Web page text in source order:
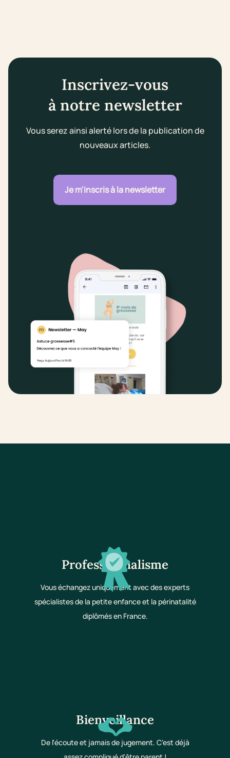
Inscrivez-vous
à notre newsletter
Vous serez ainsi alerté lors de la publication de
nouveaux articles.
Je m'inscris à la newsletter
Professionnalisme
Vous échangez uniquement avec des experts
spécialistes de la petite enfance et la périnatalité
diplômés en France.
Bienveillance
De l'écoute et jamais de jugement. C'est déjà